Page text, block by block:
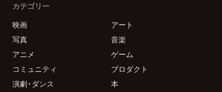
カテゴリー
映画
アート
写真
音楽
アニメ
ゲーム
コミュニティ
プロダクト
演劇・ダンス
本